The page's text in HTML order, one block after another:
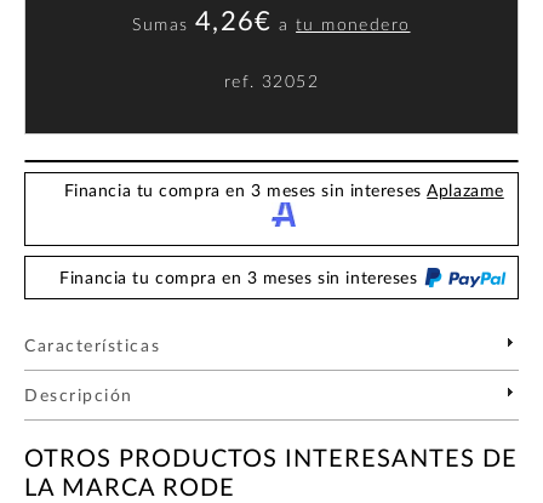
Sumas 4,26€ atu monedero
ref. 32052
Financia tu compra en 3 meses sin interesesAplazame
Financia tu compra en 3 meses sin intereses
Características
Descripción
OTROS PRODUCTOS INTERESANTES DE
LA MARCA RODE